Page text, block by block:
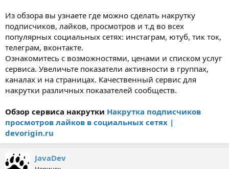
Из обзора вы узнаете где можно сделать накрутку
подписчиков, лайков, просмотров и т.д во всех
популярных социальных сетях: инстаграм, ютуб, тик ток,
телеграм, вконтакте.
Ознакомитесь с возможностями, ценами и списком услуг
сервиса. Увеличьте показатели активности в группах,
каналах и на страницах. Качественный сервис для
накрутки различных показателей сообществ.
Обзор сервиса накрутки Накрутка подписчиков
просмотров лайков в социальных сетях |
devorigin.ru
JavaDev